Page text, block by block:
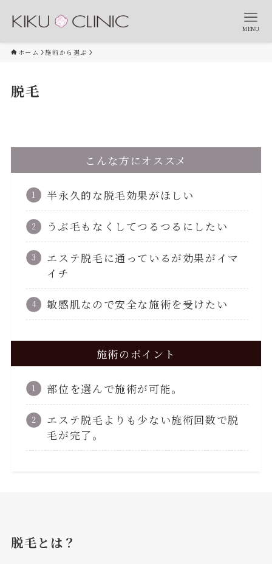
MENU
ホーム 施術から選ぶ
脱毛
こんな方にオススメ
半永久的な脱毛効果がほしい
うぶ毛もなくしてつるつるにしたい
エステ脱毛に通っているが効果がイマ
イチ
敏感肌なので安全な施術を受けたい
施術のポイント
部位を選んで施術が可能。
エステ脱毛よりも少ない施術回数で脱
毛が完了。
脱毛とは？